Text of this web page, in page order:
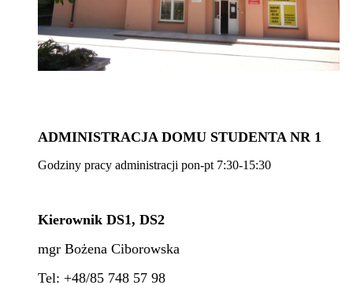
ADMINISTRACJA DOMU STUDENTA NR 1
Godziny pracy administracji pon-pt 7:30-15:30
Kierownik DS1, DS2
mgr Bożena Ciborowska
Tel: +48/85 748 57 98